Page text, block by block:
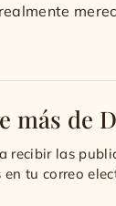
más de
recibir las
en tu correo